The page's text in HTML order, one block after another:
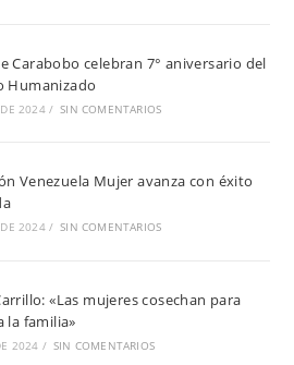
Carabobo celebran 7° aniversario del
Humanizado
2024 / SIN COMENTARIOS
Venezuela Mujer avanza con éxito
2024 / SIN COMENTARIOS
«Las mujeres cosechan para
la familia»
2024 / SIN COMENTARIOS